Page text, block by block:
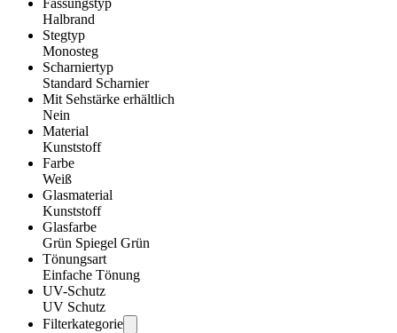
Fassungstyp
Halbrand
Stegtyp
Monosteg
Scharniertyp
Standard Scharnier
Mit Sehstärke erhältlich
Nein
Material
Kunststoff
Farbe
Weiß
Glasmaterial
Kunststoff
Glasfarbe
Grün Spiegel Grün
Tönungsart
Einfache Tönung
UV-Schutz
UV Schutz
Filterkategorie